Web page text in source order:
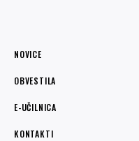
NOVICE
OBVESTILA
E-UČILNICA
KONTAKTI